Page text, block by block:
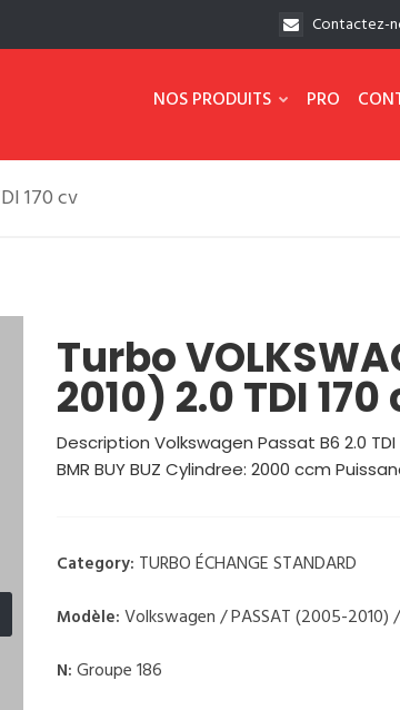
Contactez-
NOS PRODUITS PRO
170 cv
Turbo
2010) 2.0 TDI 170
Description Volkswagen Passat B6 2.0 TDI
BMR BUY BUZ Cylindree: 2000 ccm
Category: TURBO ÉCHANGE STANDARD
Modèle: Volkswagen / PASSAT (2005-2010)
N: Groupe 186